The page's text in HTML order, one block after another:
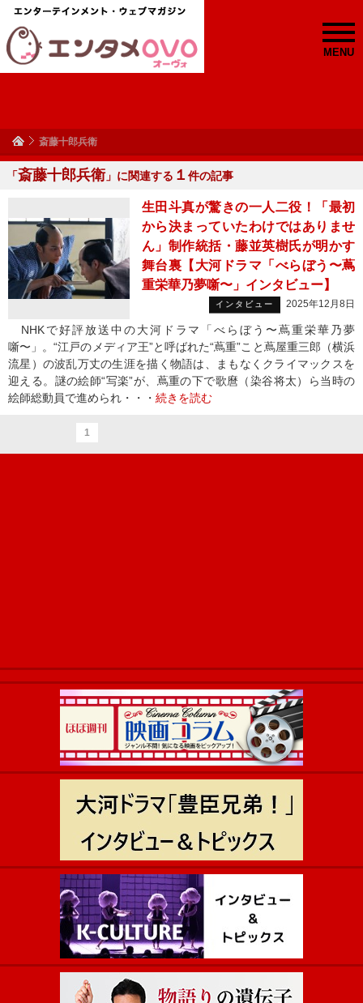
MENU
斎藤十郎兵衛
「斎藤十郎兵衛」に関連する １ 件の記事
生田斗真が驚きの一人二役！「最初
から決まっていたわけではありませ
ん」制作統括・藤並英樹氏が明かす
舞台裏【大河ドラマ「べらぼう〜蔦
重栄華乃夢噺〜」インタビュー】
インタビュー 2025年12月8日
NHKで好評放送中の大河ドラマ「べらぼう〜蔦重栄華乃夢
噺〜」。“江戸のメディア王”と呼ばれた“蔦重”こと蔦屋重三郎（横浜
流星）の波乱万丈の生涯を描く物語は、まもなくクライマックスを
迎える。謎の絵師“写楽”が、蔦重の下で歌麿（染谷将太）ら当時の
絵師総動員で進められ・・・ 続きを読む
1